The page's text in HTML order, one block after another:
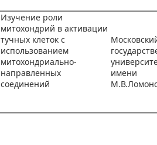
Изучение роли
митохондрий в активации
тучных клеток с
использованием
митохондриально-
направленных
соединений
имени